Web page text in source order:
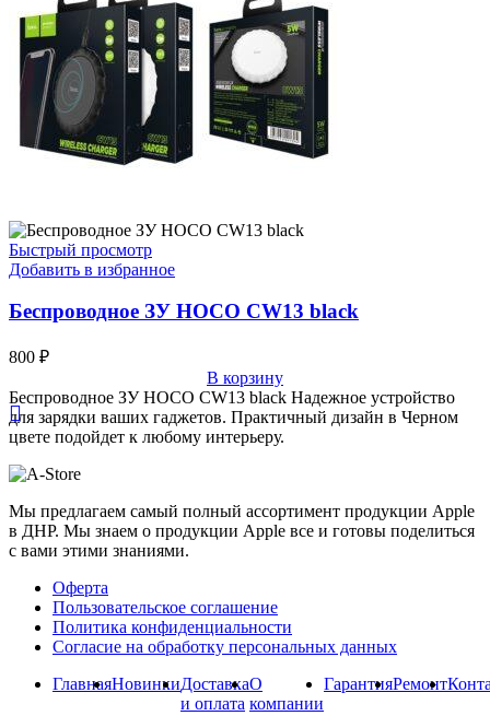
Быстрый просмотр
Добавить в избранное
Беспроводное ЗУ HOCO CW13 black
800 ₽
В корзину
Беспроводное ЗУ HOCO CW13 black Надежное устройство
для зарядки ваших гаджетов. Практичный дизайн в Черном
цвете подойдет к любому интерьеру.
Мы предлагаем самый полный ассортимент продукции Apple
в ДНР. Мы знаем о продукции Apple все и готовы поделиться
с вами этими знаниями.
Оферта
Пользовательское соглашение
Политика конфиденциальности
Согласие на обработку персональных данных
ГлавнаяНовинкиДоставка
и оплата
О
компании
ГарантияРемонт